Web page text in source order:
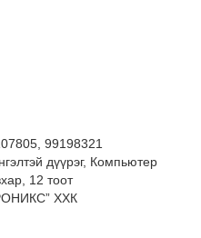
99198321
дүүрэг, Компьютер
12 тоот
ХХК